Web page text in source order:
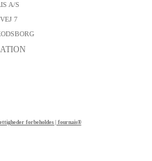
A/S
7
forbeholdes | fournais®